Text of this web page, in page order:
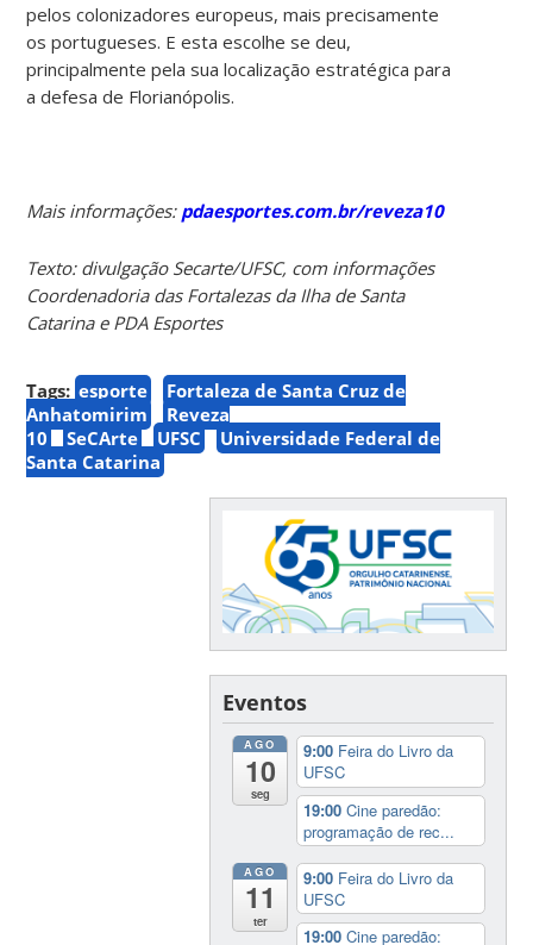
pelos colonizadores europeus, mais precisamente
os portugueses. E esta escolhe se deu,
principalmente pela sua localização estratégica para
a defesa de Florianópolis.
Mais informações: pdaesportes.com.br/reveza10
Texto: divulgação Secarte/UFSC, com informações
Coordenadoria das Fortalezas da Ilha de Santa
Catarina e PDA Esportes
Tags: esporte
Fortaleza de Santa Cruz de
Anhatomirim
Reveza
10
SeCArte UFSC
Universidade Federal de
Santa Catarina
Eventos
AGO
10
seg
9:00 Feira do Livro da
UFSC
19:00Cine paredão:
programação de rec...
AGO
11
ter
9:00 Feira do Livro da
UFSC
19:00Cine paredão: